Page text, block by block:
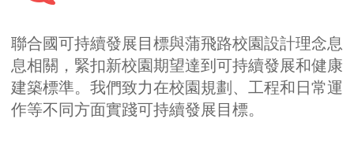
聯合國可持續發展目標與蒲飛路校園設計理念息
息相關，緊扣新校園期望達到可持續發展和健康
建築標準。我們致力在校園規劃、工程和日常運
作等不同方面實踐可持續發展目標。